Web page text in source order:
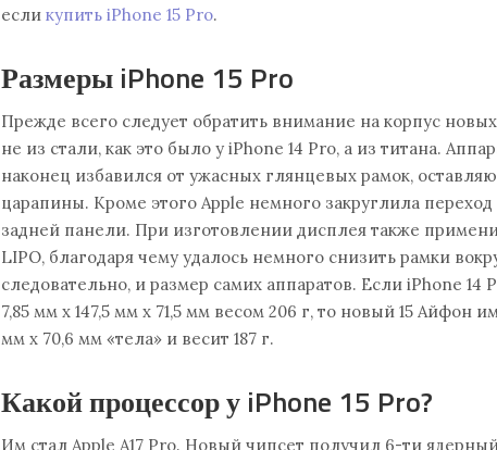
если купить iPhone 15 Pro.
Размеры iPhone 15 Pro
Прежде всего следует обратить внимание на корпус
не из стали, как это было у iPhone 14 Pro, а из титана.
наконец избавился от ужасных глянцевых рамок,
царапины. Кроме этого Apple немного закруглила
задней панели. При изготовлении дисплея также
LIPO, благодаря чему удалось немного снизить рамки
следовательно, и размер самих аппаратов. Если iPhone 14
7,85 мм х 147,5 мм х 71,5 мм весом 206 г, то новый 15 Айфон
мм х 70,6 мм «тела» и весит 187 г.
Какой процессор у iPhone 15 Pro?
Им стал Apple A17 Pro. Новый чипсет получил 6-ти